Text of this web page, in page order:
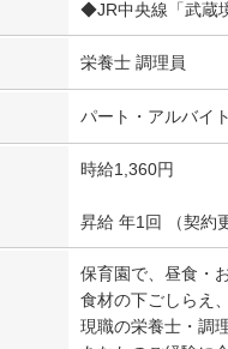
◆JR中央線「武蔵
栄養士 調理員
パート・アルバイト
時給1,360円
昇給 年1回 （契約
保育園で、昼食・
食材の下ごしらえ
現職の栄養士・調